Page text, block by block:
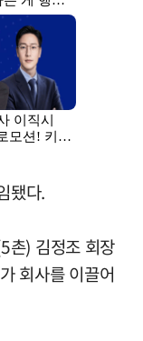
됐다.
촌) 김정조 회장
회사를 이끌어